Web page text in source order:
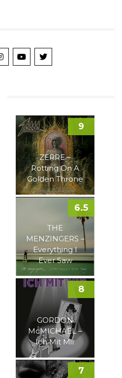
ZERRE –
Rotting On A
Golden Throne
9
THE
MENZINGERS –
Everything I
Ever Saw
6.5
GORDON
McMICHAEL –
Ich Mit Mir
8
7